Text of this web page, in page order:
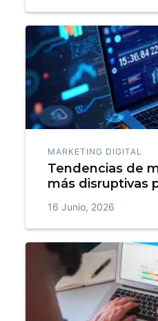
MARKETING DIGITAL
Tendencias de
más disruptivas
16 Junio, 2026